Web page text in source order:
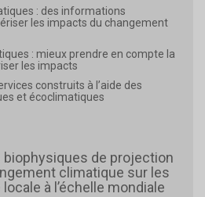
: des informations
les impacts du changement
: mieux prendre en compte la
les impacts
construits à l’aide des
et écoclimatiques
biophysiques de projection
climatique sur les
à l’échelle mondiale